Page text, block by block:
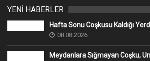
YENİ HABERLER
Hafta Sonu Coşkusu Kaldığı
08.08.2026
Meydanlara Sığmayan Coşku,